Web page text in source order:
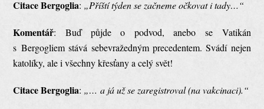
Citace Bergoglia: „Příští týden se začneme očkovat i tady…“
Komentář: Buď půjde o podvod, anebo se Vatikán
s Bergogliem stává sebevražedným precedentem. Svádí nejen
katolíky, ale i všechny křesťany a celý svět!
Citace Bergoglia: „… a já už se zaregistroval (na vakcinaci).“